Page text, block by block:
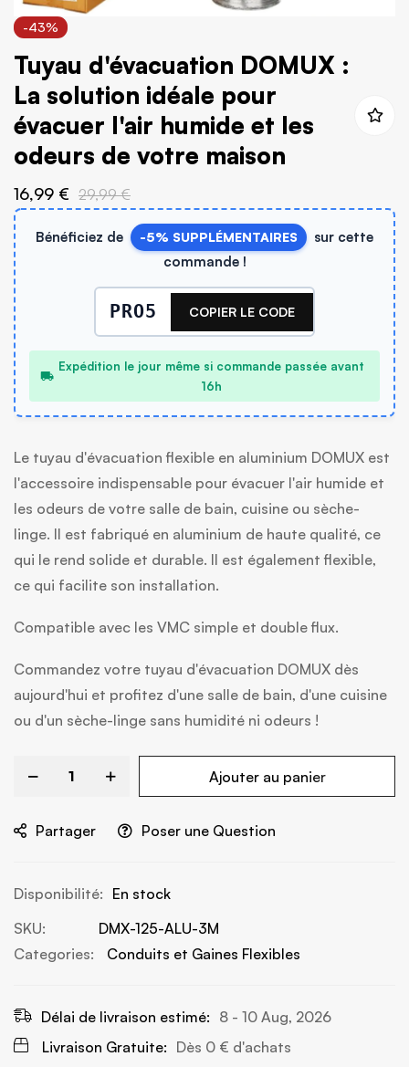
Skip
to
the
beginning
of
the
images
gallery
-43%
Tuyau d'évacuation DOMUX :
La solution idéale pour
évacuer l'air humide et les
odeurs de votre maison
16,99 € 29,99 €
Bénéficiez de -5% SUPPLÉMENTAIRES
sur cette
commande !
PRO5 COPIER LE CODE
Expédition le jour même si commande passée avant
16h
Le tuyau d'évacuation flexible en aluminium DOMUX est
l'accessoire indispensable pour évacuer l'air humide et
les odeurs de votre salle de bain, cuisine ou sèche-
linge. Il est fabriqué en aluminium de haute qualité, ce
qui le rend solide et durable. Il est également flexible,
ce qui facilite son installation.
Compatible avec les VMC simple et double flux.
Commandez votre tuyau d'évacuation DOMUX dès
aujourd'hui et profitez d'une salle de bain, d'une cuisine
ou d'un sèche-linge sans humidité ni odeurs !
Ajouter au panier
Partager Poser une Question
En stock
SKU
DMX-125-ALU-3M
Categories:
Conduits et Gaines Flexibles
Délai de livraison estimé: 8 - 10 Aug, 2026
Livraison Gratuite: Dès 0 € d'achats